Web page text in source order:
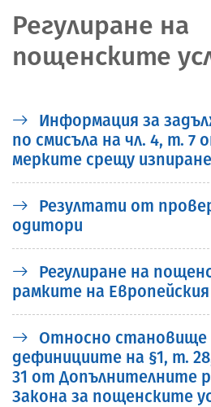
Регулиране на
пощенските
Информация за
по смисъла на чл. 4, т. 7
мерките срещу
Резултати от
одитори
Регулиране на
рамките на
Относно становище
дефинициите на §1, т.
31 от Допълнителните
Закона за пощенските